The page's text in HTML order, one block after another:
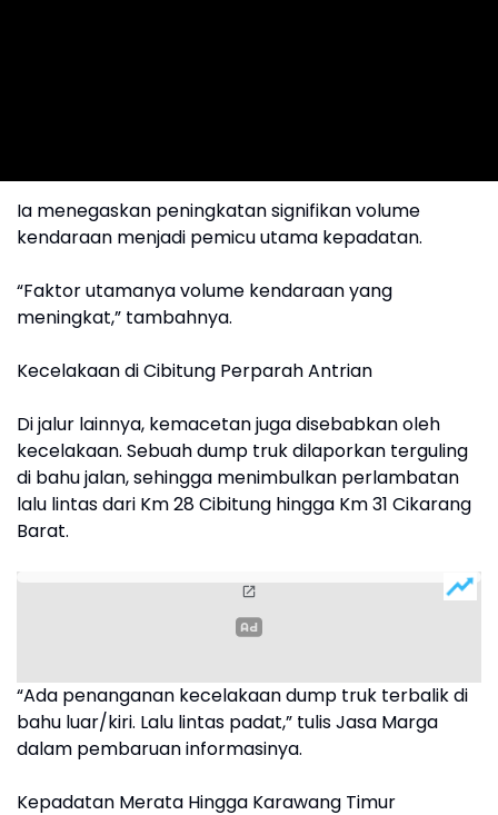
Ia menegaskan peningkatan signifikan volume
kendaraan menjadi pemicu utama kepadatan.
“Faktor utamanya volume kendaraan yang
meningkat,” tambahnya.
Kecelakaan di Cibitung Perparah Antrian
Di jalur lainnya, kemacetan juga disebabkan oleh
kecelakaan. Sebuah dump truk dilaporkan terguling
di bahu jalan, sehingga menimbulkan perlambatan
lalu lintas dari Km 28 Cibitung hingga Km 31 Cikarang
Barat.
“Ada penanganan kecelakaan dump truk terbalik di
bahu luar/kiri. Lalu lintas padat,” tulis Jasa Marga
dalam pembaruan informasinya.
Kepadatan Merata Hingga Karawang Timur